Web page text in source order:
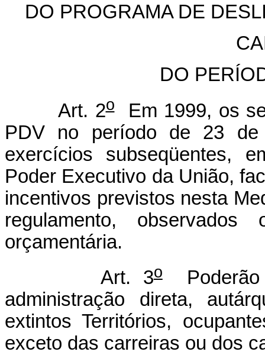
DO PROGRAMA DE
DO
Art. 2oEm 1999, os
PDV no período de 23
exercícios subseqüentes,
Poder Executivo da União,
incentivos previstos nesta
regulamento,
orçamentária.
Art. 3oPoderão
administração direta,
extintos Territórios,
exceto das carreiras ou dos